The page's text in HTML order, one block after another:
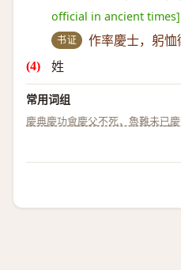
official in ancient times]
书证 作率慶士，躬恤
姓
常用词组
慶典慶功會慶父不死，魯難未已